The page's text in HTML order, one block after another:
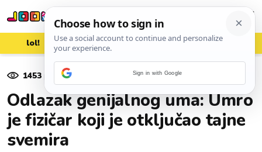
lol! aww vrh! woot?!
1453 pregleda
Odlazak genijalnog uma: Umro
je fizičar koji je otključao tajne
svemira
Sign in with Google